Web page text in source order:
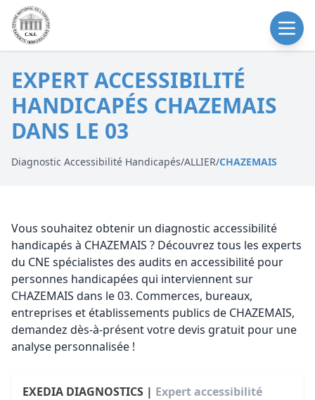
EXPERT ACCESSIBILITÉ
HANDICAPÉS CHAZEMAIS
DANS LE 03
Diagnostic Accessibilité Handicapés/ALLIER/CHAZEMAIS
Vous souhaitez obtenir un diagnostic accessibilité
handicapés à CHAZEMAIS ? Découvrez tous les experts
du CNE spécialistes des audits en accessibilité pour
personnes handicapées qui interviennent sur
CHAZEMAIS dans le 03. Commerces, bureaux,
entreprises et établissements publics de CHAZEMAIS,
demandez dès-à-présent votre devis gratuit pour une
analyse personnalisée !
EXEDIA DIAGNOSTICS | Expert accessibilité